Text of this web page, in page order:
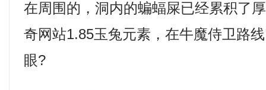
在周围的，洞内的蝙蝠屎已经累积了
奇网站1.85玉兔元素，在牛魔侍卫路
眼?